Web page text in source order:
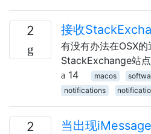
2 接收
有没有办法在OSX的
StackExchange站
14
macos
notifications
2
当出现